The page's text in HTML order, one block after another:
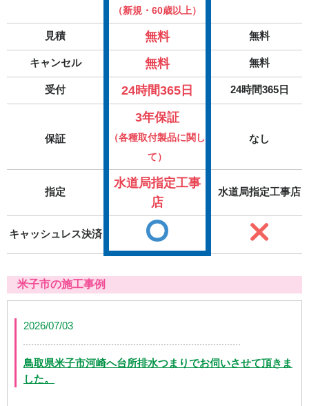
（新規・60歳以上）
見積 無料 無料
キャンセル 無料 無料
受付 24時間365日 24時間365日
保証
3年保証
（各種取付製品に関し
て）
なし
指定
水道局指定工事
店
水道局指定工事店
キャッシュレス決済
米子市の施工事例
2026/07/03
鳥取県米子市河崎へ台所排水つまりでお伺いさせて頂きま
した。